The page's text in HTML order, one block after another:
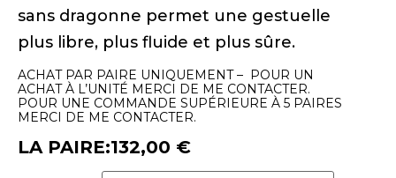
sans dragonne permet une gestuelle
plus libre, plus fluide et plus sûre.
ACHAT PAR PAIRE UNIQUEMENT – POUR UN
ACHAT À L’UNITÉ MERCI DE ME CONTACTER.
POUR UNE COMMANDE SUPÉRIEURE À 5 PAIRES
MERCI DE ME CONTACTER.
LA PAIRE:132,00 €